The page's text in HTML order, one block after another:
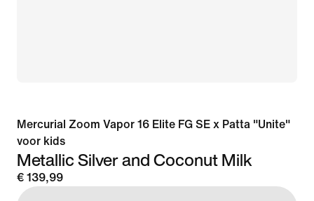
Mercurial Zoom Vapor 16 Elite FG SE x Patta "Unite"
voor kids
Metallic Silver and Coconut Milk
€ 139,99